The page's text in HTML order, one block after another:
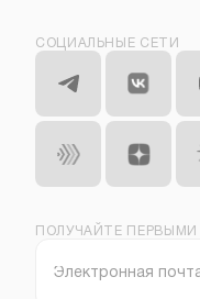
СОЦИАЛЬНЫЕ СЕТИ
ПОЛУЧАЙТЕ